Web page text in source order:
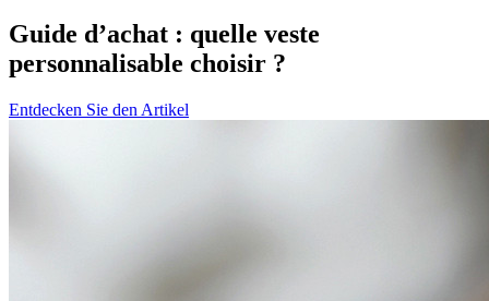
Guide d’achat : quelle veste
personnalisable choisir ?
Entdecken Sie den Artikel